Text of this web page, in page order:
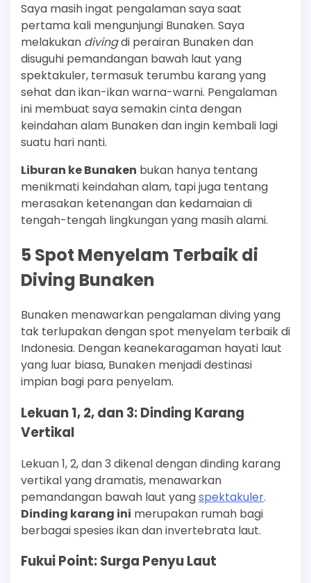
Saya masih ingat pengalaman saya saat
pertama kali mengunjungi Bunaken. Saya
melakukan divingdi perairan Bunaken dan
disuguhi pemandangan bawah laut yang
spektakuler, termasuk terumbu karang yang
sehat dan ikan-ikan warna-warni. Pengalaman
ini membuat saya semakin cinta dengan
keindahan alam Bunaken dan ingin kembali lagi
suatu hari nanti.
Liburan ke Bunaken bukan hanya tentang
menikmati keindahan alam, tapi juga tentang
merasakan ketenangan dan kedamaian di
tengah-tengah lingkungan yang masih alami.
5 Spot Menyelam Terbaik di
Diving Bunaken
Bunaken menawarkan pengalaman diving yang
tak terlupakan dengan spot menyelam terbaik di
Indonesia. Dengan keanekaragaman hayati laut
yang luar biasa, Bunaken menjadi destinasi
impian bagi para penyelam.
Lekuan 1, 2, dan 3: Dinding Karang
Vertikal
Lekuan 1, 2, dan 3 dikenal dengan dinding karang
vertikal yang dramatis, menawarkan
pemandangan bawah laut yangspektakuler.
Dinding karang ini merupakan rumah bagi
berbagai spesies ikan dan invertebrata laut.
Fukui Point: Surga Penyu Laut